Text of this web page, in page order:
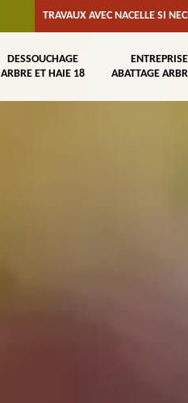
TRAVAUX AVEC NACELLE SI
DESSOUCHAGE
ARBRE ET HAIE 18
ENTREPRISE
ABATTAGE